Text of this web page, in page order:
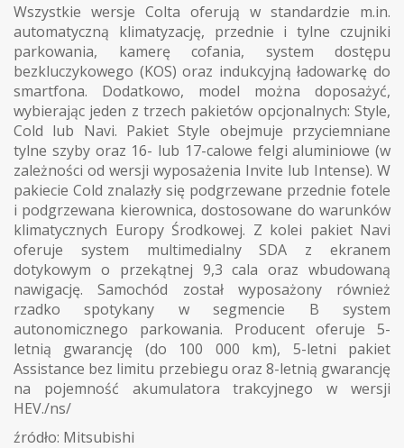
Wszystkie wersje Colta oferują w standardzie m.in.
automatyczną klimatyzację, przednie i tylne czujniki
parkowania, kamerę cofania, system dostępu
bezkluczykowego (KOS) oraz indukcyjną ładowarkę do
smartfona. Dodatkowo, model można doposażyć,
wybierając jeden z trzech pakietów opcjonalnych: Style,
Cold lub Navi. Pakiet Style obejmuje przyciemniane
tylne szyby oraz 16- lub 17-calowe felgi aluminiowe (w
zależności od wersji wyposażenia Invite lub Intense). W
pakiecie Cold znalazły się podgrzewane przednie fotele
i podgrzewana kierownica, dostosowane do warunków
klimatycznych Europy Środkowej. Z kolei pakiet Navi
oferuje system multimedialny SDA z ekranem
dotykowym o przekątnej 9,3 cala oraz wbudowaną
nawigację. Samochód został wyposażony również
rzadko spotykany w segmencie B system
autonomicznego parkowania. Producent oferuje 5-
letnią gwarancję (do 100 000 km), 5-letni pakiet
Assistance bez limitu przebiegu oraz 8-letnią gwarancję
na pojemność akumulatora trakcyjnego w wersji
HEV./ns/
źródło: Mitsubishi